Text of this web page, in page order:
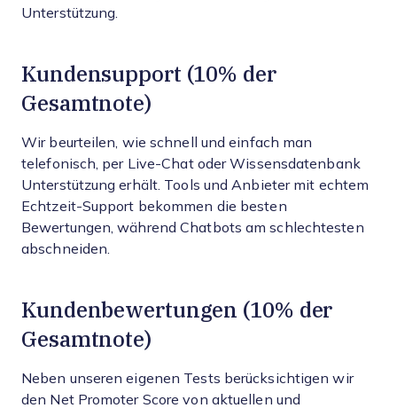
Unterstützung.
Kundensupport (10% der
Gesamtnote)
Wir beurteilen, wie schnell und einfach man
telefonisch, per Live-Chat oder Wissensdatenbank
Unterstützung erhält. Tools und Anbieter mit echtem
Echtzeit-Support bekommen die besten
Bewertungen, während Chatbots am schlechtesten
abschneiden.
Kundenbewertungen (10% der
Gesamtnote)
Neben unseren eigenen Tests berücksichtigen wir
den Net Promoter Score von aktuellen und